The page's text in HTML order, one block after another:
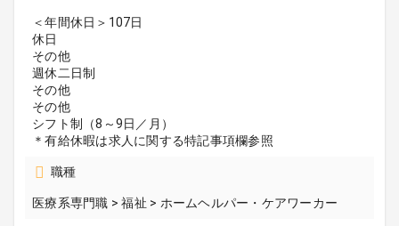
＜年間休日＞107日
休日
その他
週休二日制
その他
その他
シフト制（8～9日／月）
＊有給休暇は求人に関する特記事項欄参照
職種
医療系専門職 > 福祉 > ホームヘルパー・ケアワーカー